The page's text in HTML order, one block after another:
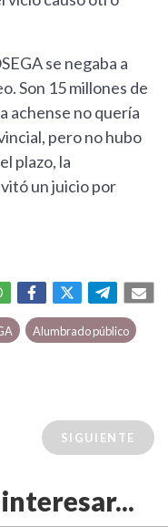
se negaba a
Son 15 millones de
achense no quería
pero no hubo
plazo, la
un juicio por
Alumbrado público
SIGUIENTE